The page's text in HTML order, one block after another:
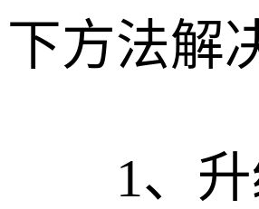
下方法解
1、升